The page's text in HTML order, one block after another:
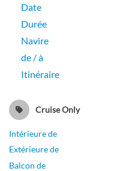
Date
Durée
Navire
de / à
Itinéraire
Cruise Only
Intérieure de
Extérieure de
Balcon de